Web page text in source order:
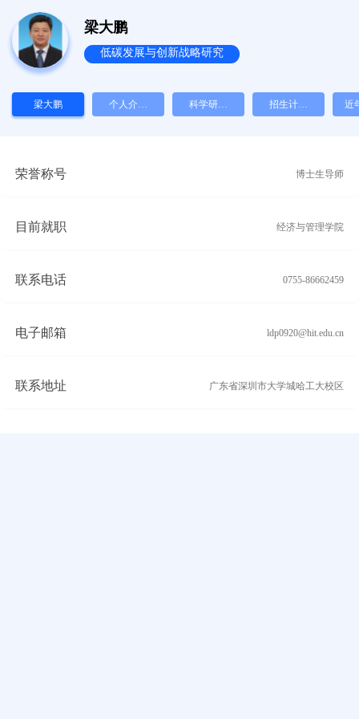
梁大鹏
低碳发展与创新战略研究
梁大鹏 个人介绍 科学研究 招生计划 近
荣誉称号 博士生导师
目前就职 经济与管理学院
联系电话 0755-86662459
电子邮箱 ldp0920@hit.edu.cn
联系地址 广东省深圳市大学城哈工大校区